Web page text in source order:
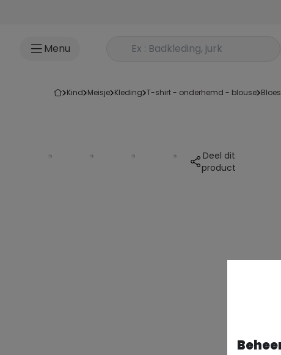
Menu Rechercher un produit
kind meisje kleding t-shirt - onderhemd - blouse bloes
Deel dit
product